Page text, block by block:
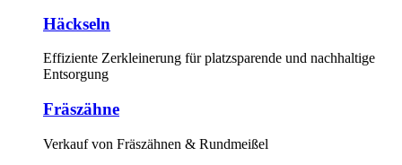
Häckseln
Effiziente Zerkleinerung für platzsparende und nachhaltige
Entsorgung
Fräszähne
Verkauf von Fräszähnen & Rundmeißel